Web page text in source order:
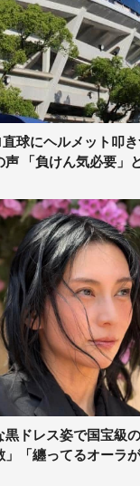
球にヘルメット叩
声 「負けん気必要」
ドレス姿で国宝級
」「纏ってるオーラが